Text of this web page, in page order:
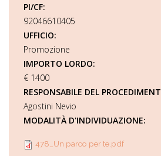
PI/CF:
92046610405
UFFICIO:
Promozione
IMPORTO LORDO:
€ 1400
RESPONSABILE DEL
Agostini Nevio
MODALITÀ D'INDIVIDUAZIONE:
478_Un parco per te.pdf